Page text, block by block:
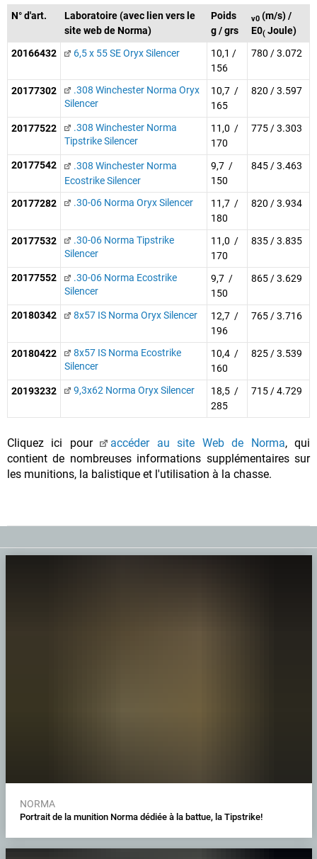
N° d'art.
Laboratoire (avec lien vers le
site web de Norma)
Poids
g / grs
v0 (m/s) /
E0( Joule)
20166432
6,5 x 55 SE Oryx Silencer
10,1 /
156
780 / 3.072
20177302
.308 Winchester Norma Oryx
Silencer
10,7 /
165
820 / 3.597
20177522
.308 Winchester Norma
Tipstrike Silencer
11,0 /
170
775 / 3.303
20177542
.308 Winchester Norma
Ecostrike Silencer
9,7 /
150
845 / 3.463
20177282 .30-06 Norma Oryx Silencer
11,7 /
180
820 / 3.934
20177532
.30-06 Norma Tipstrike
Silencer
11,0 /
170
835 / 3.835
20177552
.30-06 Norma Ecostrike
Silencer
9,7 /
150
865 / 3.629
20180342 8x57 IS Norma Oryx Silencer
12,7 /
196
765 / 3.716
20180422
8x57 IS Norma Ecostrike
Silencer
10,4 /
160
825 / 3.539
20193232 9,3x62 Norma Oryx Silencer
18,5 /
285
715 / 4.729
Cliquez ici pour accéder au site Web de Norma, qui
contient de nombreuses informations supplémentaires sur
les munitions, la balistique et l'utilisation à la chasse.
NORMA
Portrait de la munition Norma dédiée à la battue, la Tipstrike!